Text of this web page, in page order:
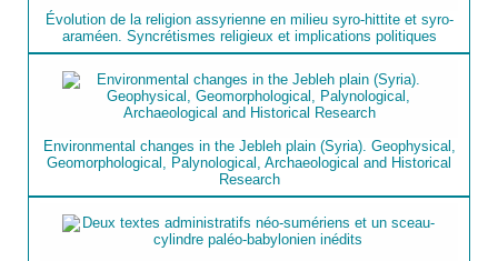
Évolution de la religion assyrienne en milieu syro-hittite et syro-
araméen. Syncrétismes religieux et implications politiques
Environmental changes in the Jebleh plain (Syria). Geophysical,
Geomorphological, Palynological, Archaeological and Historical
Research